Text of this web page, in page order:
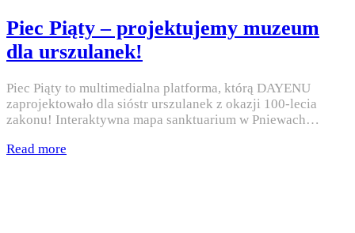
Piec Piąty – projektujemy muzeum
dla urszulanek!
Piec Piąty to multimedialna platforma, którą DAYENU
zaprojektowało dla sióstr urszulanek z okazji 100-lecia
zakonu! Interaktywna mapa sanktuarium w Pniewach…
Read more